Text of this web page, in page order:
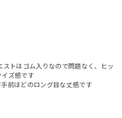
ストはゴム入りなので問題なく、ヒッ
ズ感です
前ほどのロング目な丈感です